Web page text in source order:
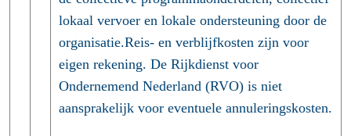
lokaal vervoer en lokale ondersteuning door de
organisatie.Reis- en verblijfkosten zijn voor
eigen rekening. De Rijkdienst voor
Ondernemend Nederland (RVO) is niet
aansprakelijk voor eventuele annuleringskosten.